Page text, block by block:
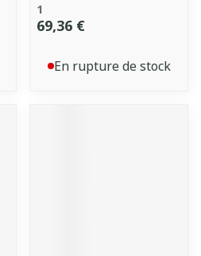
1
69,36 €
En rupture de stock